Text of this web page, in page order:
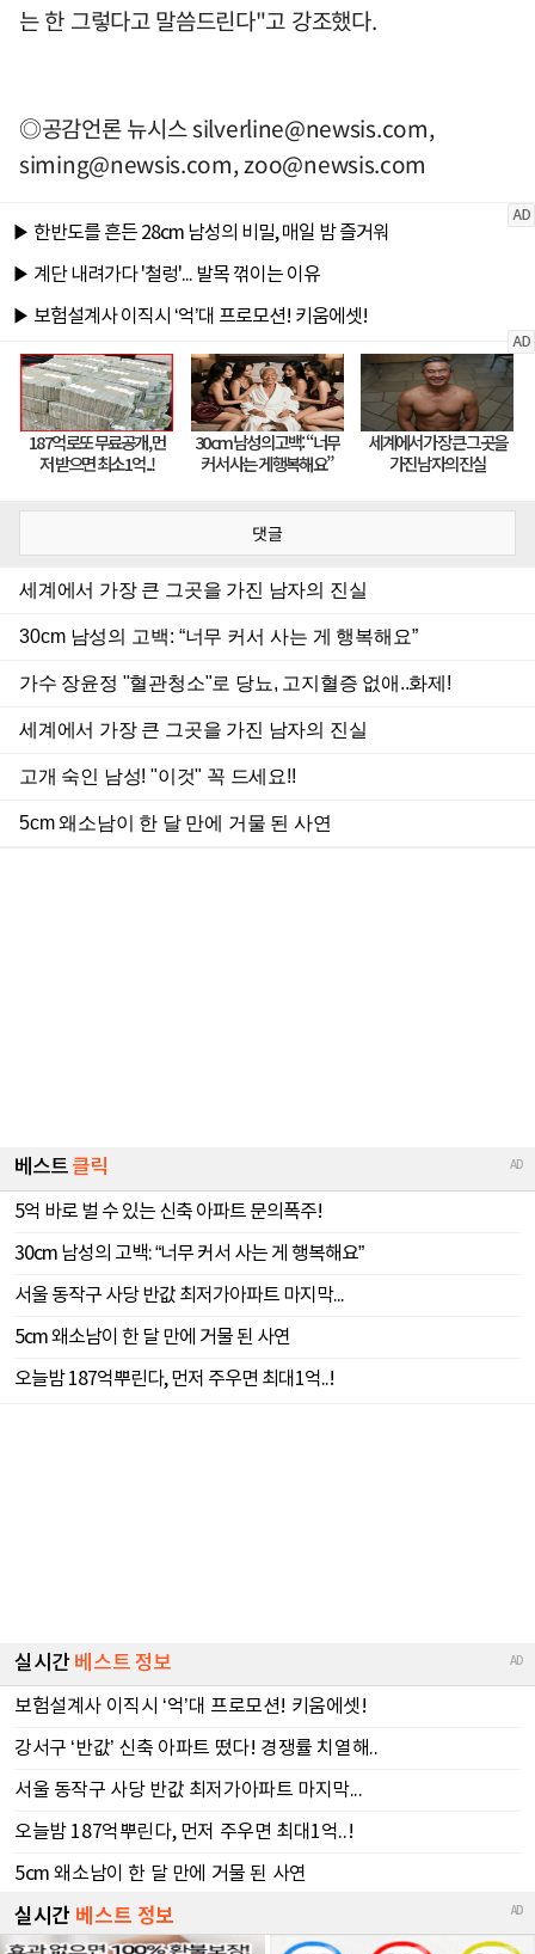
는 한 그렇다고 말씀드린다"고 강조했다.
◎공감언론 뉴시스silverline@newsis.com,
siming@newsis.com, zoo@newsis.com
댓글